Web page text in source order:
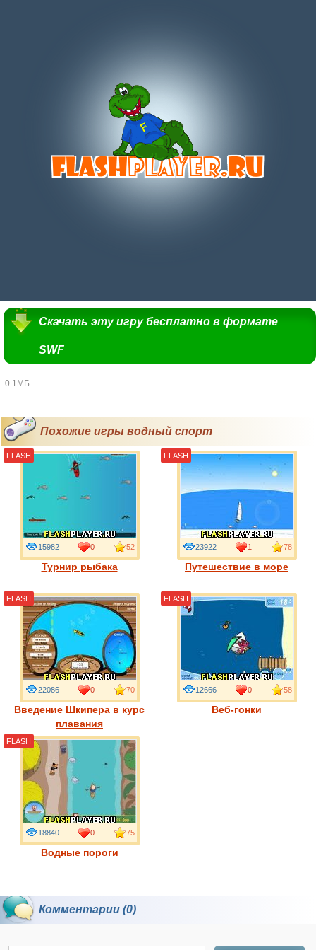
Скачать эту игру бесплатно в формате
SWF
0.1МБ
Похожие игры водный спорт
Турнир рыбака
15982 0 52
FLASH
Путешествие в море
23922 1 78
FLASH
Введение Шкипера в курс
плавания
22086 0 70
FLASH
Веб-гонки
12666 0 58
FLASH
Водные пороги
18840 0 75
FLASH
Комментарии (0)